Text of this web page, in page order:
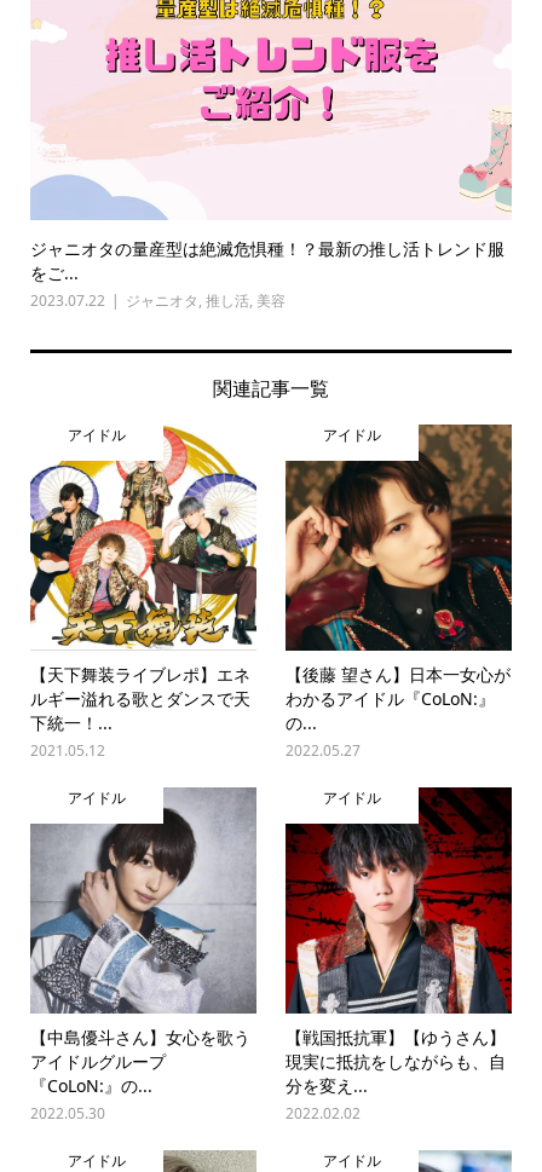
ジャニオタの量産型は絶滅危惧種！？最新の推し活トレンド服
をご...
2023.07.22 ジャニオタ, 推し活, 美容
関連記事一覧
アイドル
【天下舞装ライブレポ】エネ
ルギー溢れる歌とダンスで天
下統一！...
2021.05.12
アイドル
【後藤 望さん】日本一女心が
わかるアイドル『CoLoN:』
の...
2022.05.27
アイドル
【中島優斗さん】女心を歌う
アイドルグループ
『CoLoN:』の...
2022.05.30
アイドル
【戦国抵抗軍】【ゆうさん】
現実に抵抗をしながらも、自
分を変え...
2022.02.02
アイドル アイドル